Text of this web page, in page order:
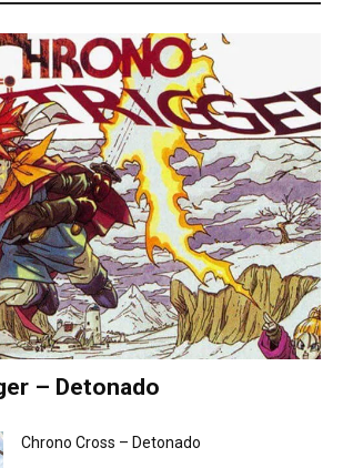
– Detonado
Chrono Cross – Detonado